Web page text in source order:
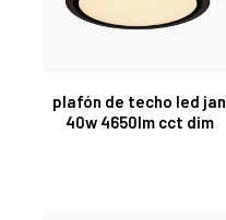
plafón de techo led jan
40w 4650lm cct dim